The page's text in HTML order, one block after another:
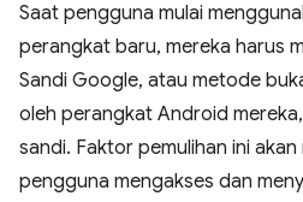
Saat pengguna mulai
perangkat baru, mereka harus
Sandi Google, atau metode
oleh perangkat Android
sandi. Faktor pemulihan ini akan
pengguna mengakses dan